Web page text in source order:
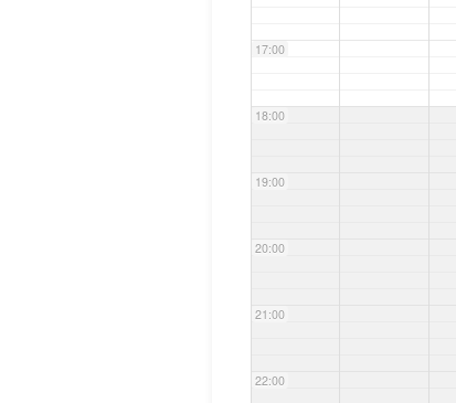
17:00
18:00
19:00
20:00
21:00
22:00